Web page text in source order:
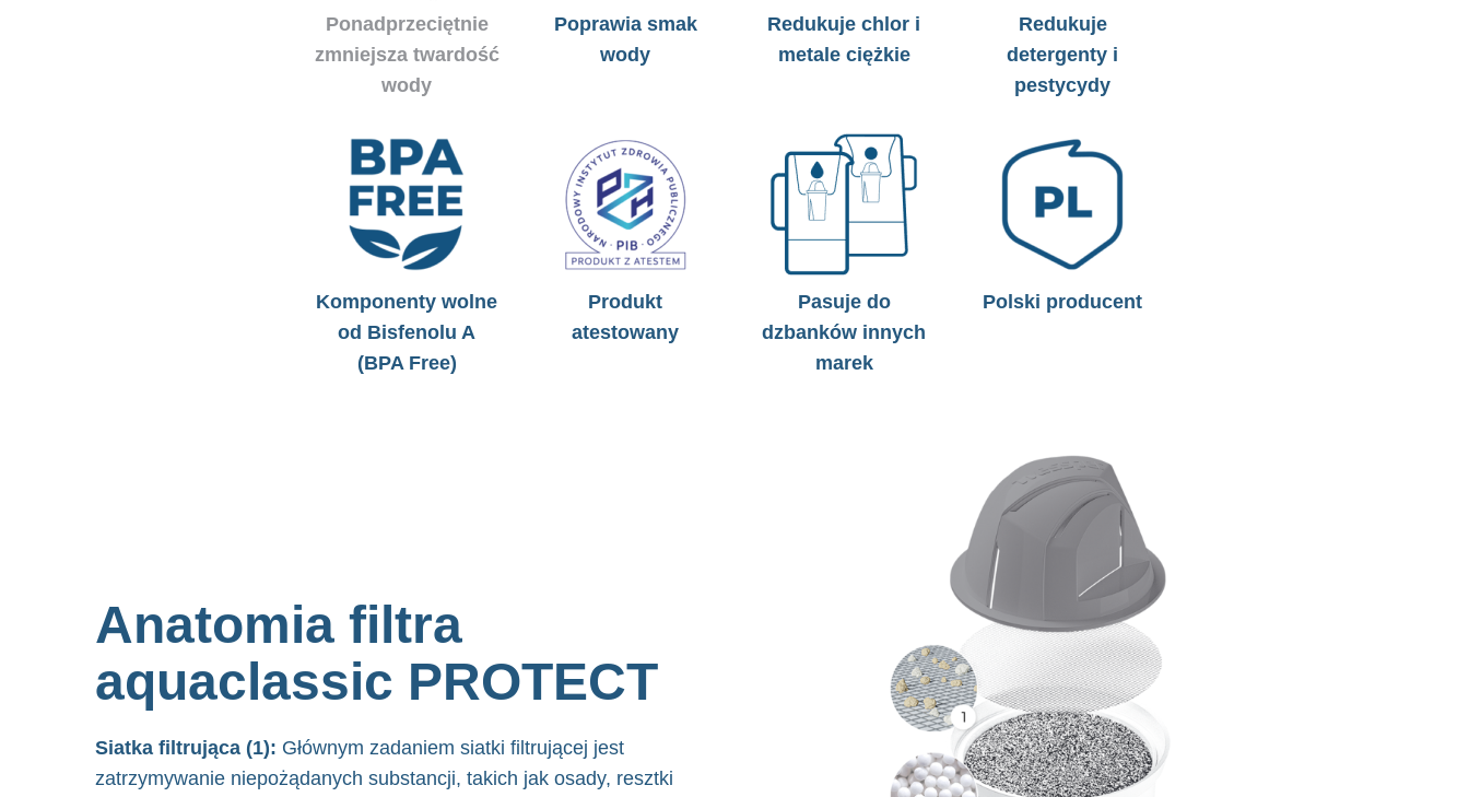
Ponadprzeciętnie
zmniejsza twardość
wody
Poprawia smak
wody
Redukuje chlor i
metale ciężkie
Redukuje
detergenty i
pestycydy
Komponenty wolne
od Bisfenolu A
(BPA Free)
Produkt
atestowany
Pasuje do
dzbanków innych
marek
Polski producent
Anatomia filtra
aquaclassic PROTECT
Siatka filtrująca (1): Głównym zadaniem siatki filtrującej jest
zatrzymywanie niepożądanych substancji, takich jak osady, resztki